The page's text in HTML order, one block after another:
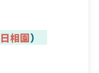
日相園）